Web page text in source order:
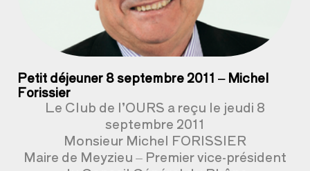
Petit déjeuner 8 septembre 2011 – Michel
Forissier
Le Club de l’OURS a reçu le jeudi 8
septembre 2011
Monsieur Michel FORISSIER
Maire de Meyzieu – Premier vice-président